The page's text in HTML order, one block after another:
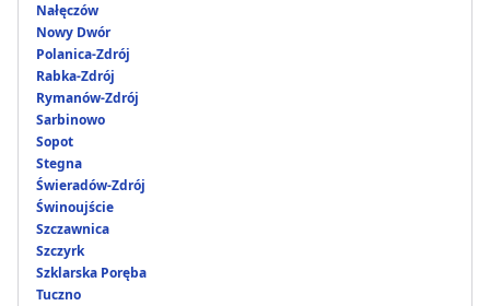
Nałęczów
Nowy Dwór
Polanica-Zdrój
Rabka-Zdrój
Rymanów-Zdrój
Sarbinowo
Sopot
Stegna
Świeradów-Zdrój
Świnoujście
Szczawnica
Szczyrk
Szklarska Poręba
Tuczno